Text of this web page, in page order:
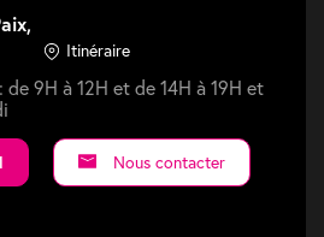
Itinéraire
de 9H à 12H et de 14H à 19H et
Nous contacter